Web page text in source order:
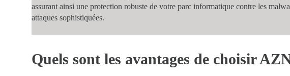
assurant ainsi une protection robuste de votre parc informatique contre les
attaques sophistiquées.
Quels sont les avantages de choisir